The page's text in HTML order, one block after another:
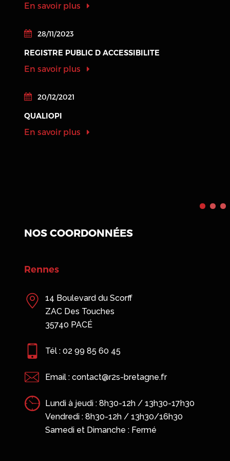
En savoir plus
28/11/2023
REGISTRE PUBLIC D ACCESSIBILITE
En savoir plus
20/12/2021
QUALIOPI
En savoir plus
NOS COORDONNÉES
Saint-Malo